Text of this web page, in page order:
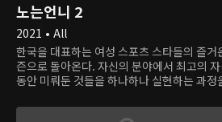
노는언니 2
2021 • All
한국을 대표하는 여성 스포츠 스타들의 즐
즌으로 돌아온다. 자신의 분야에서 최고의
동안 미뤄둔 것들을 하나하나 실현하는 과정
자!